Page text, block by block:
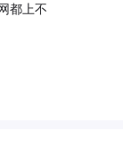
都上不